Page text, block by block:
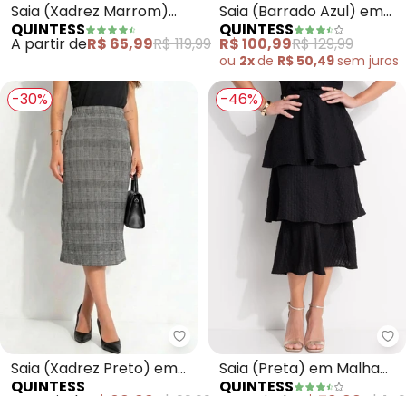
Saia (Xadrez Marrom)
em Malha
QUINTESS
A partir deR$ 65,99R$ 119,99
Saia (Barrado Azul) em
Malha Fria
QUINTESS
R$ 100,99R$ 129,99
ou 2xde R$ 50,49sem juros
-30%
Quintess - Saia (Xadrez Preto)
Saia (Xadrez Preto) em
Malha Estruturada
QUINTESS
-46%
Saia (Preta) em Malha
Canelada Texturizada
QUINTESS